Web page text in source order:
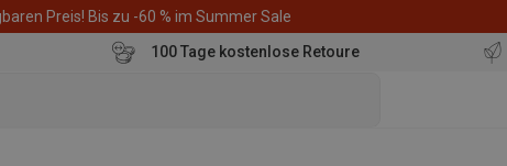
Preis! Bis zu -60 % im Summer Sale
100 Tage kostenlose Retoure